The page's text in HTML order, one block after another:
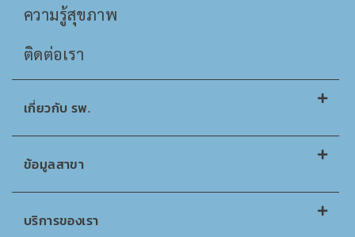
ความรู้สุขภาพ
ติดต่อเรา
เกี่ยวกับ รพ.
ข้อมูลสาขา
บริการของเรา